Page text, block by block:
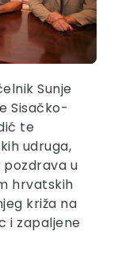
Sunje
Sisačko-
te
udruga,
pozdrava u
hrvatskih
križa na
i zapaljene